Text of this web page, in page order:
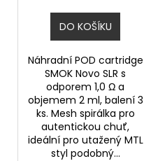
DO KOŠÍKU
Náhradní POD cartridge
SMOK Novo SLR s
odporem 1,0 Ω a
objemem 2 ml, balení 3
ks. Mesh spirálka pro
autentickou chuť,
ideální pro utažený MTL
styl podobný...